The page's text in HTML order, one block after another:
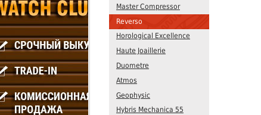
Master Compressor
Reverso
Horological Excellence
Haute Joaillerie
Duometre
Atmos
Geophysic
Hybris Mechanica 55